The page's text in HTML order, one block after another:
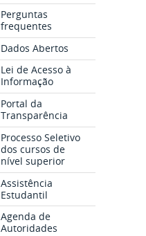
Perguntas
frequentes
Dados Abertos
Lei de Acesso à
Informação
Portal da
Transparência
Processo Seletivo
dos cursos de
nível superior
Assistência
Estudantil
Agenda de
Autoridades